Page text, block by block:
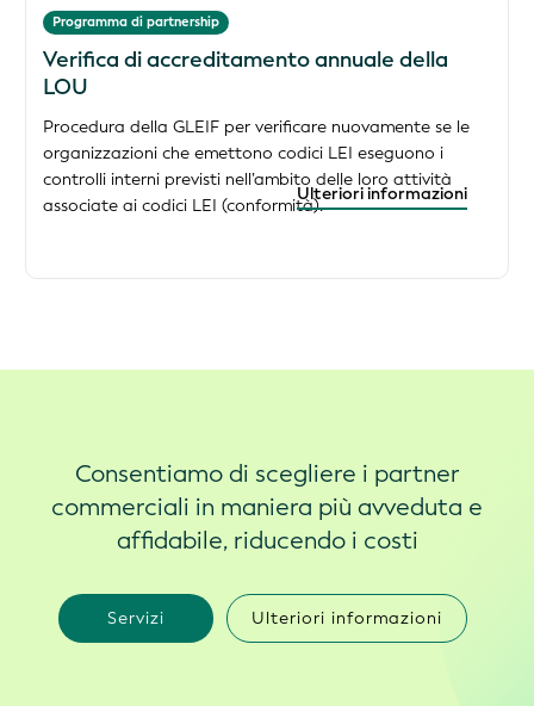
Programma di partnership
Verifica di accreditamento annuale della
LOU
Procedura della GLEIF per verificare nuovamente se le
organizzazioni che emettono codici LEI eseguono i
controlli interni previsti nell’ambito delle loro attività
associate ai codici LEI (conformità).
Ulteriori informazioni
Consentiamo di scegliere i partner
commerciali in maniera più avveduta e
affidabile, riducendo i costi
Servizi Ulteriori informazioni